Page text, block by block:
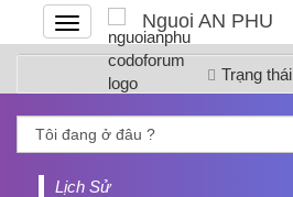
Đóng
hoặc
menu
Nguoi AN PHU
Trạng thái
Lịch Sử